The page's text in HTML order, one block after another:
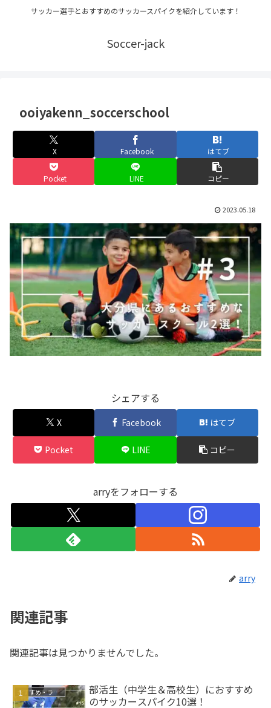
サッカー選手とおすすめのサッカースパイクを紹介しています！
Soccer-jack
ooiyakenn_soccerschool
X Facebook はてブ
Pocket LINE コピー
2023.05.18
シェアする
X Facebook はてブ
Pocket LINE コピー
arryをフォローする
arry
関連記事
関連記事は見つかりませんでした。
おすすめ・ランキング
部活生（中学生＆高校生）におすすめ
のサッカースパイク10選！